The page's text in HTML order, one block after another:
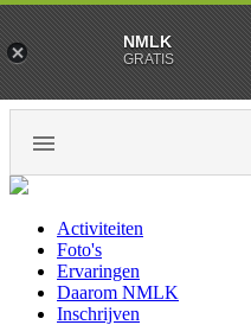
Activiteiten
Foto's
Ervaringen
Daarom NMLK
Inschrijven
NMLK
GRATIS